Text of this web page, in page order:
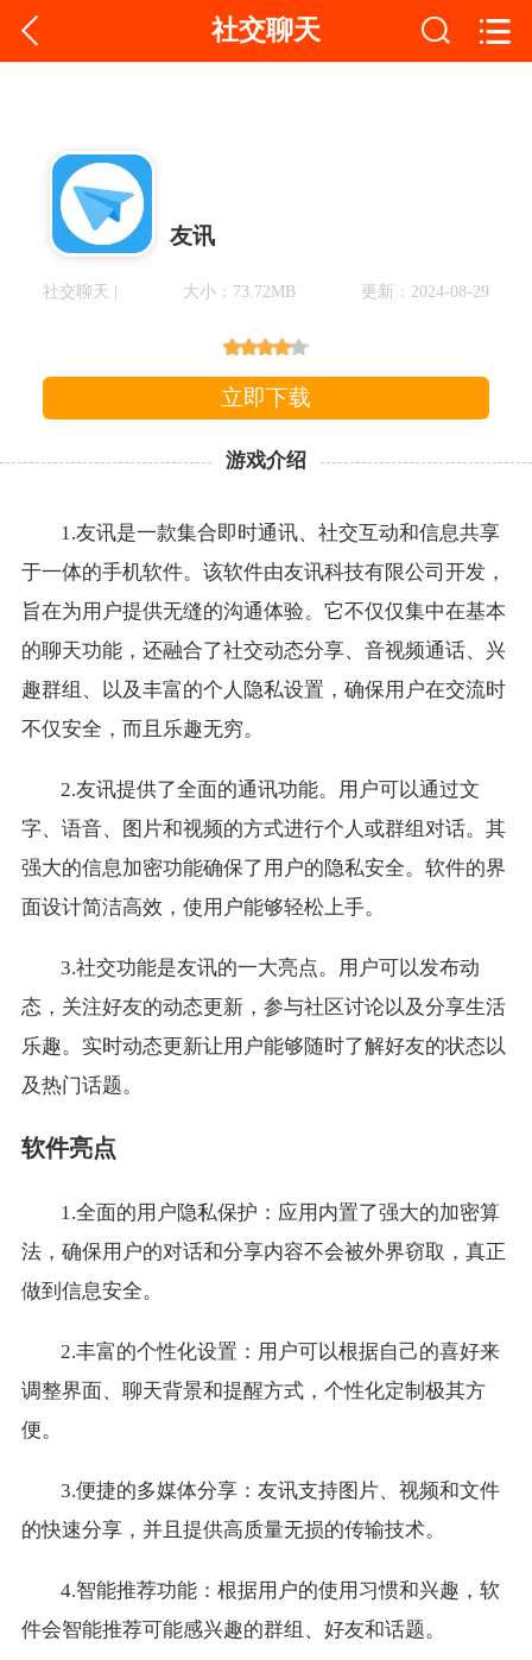
社交聊天
友讯
社交聊天 | 大小：73.72MB 更新：2024-08-29
立即下载
1.友讯是一款集合即时通讯、社交互动和信息共享
于一体的手机软件。该软件由友讯科技有限公司开发，
旨在为用户提供无缝的沟通体验。它不仅仅集中在基本
的聊天功能，还融合了社交动态分享、音视频通话、兴
趣群组、以及丰富的个人隐私设置，确保用户在交流时
不仅安全，而且乐趣无穷。
2.友讯提供了全面的通讯功能。用户可以通过文
字、语音、图片和视频的方式进行个人或群组对话。其
强大的信息加密功能确保了用户的隐私安全。软件的界
面设计简洁高效，使用户能够轻松上手。
3.社交功能是友讯的一大亮点。用户可以发布动
态，关注好友的动态更新，参与社区讨论以及分享生活
乐趣。实时动态更新让用户能够随时了解好友的状态以
及热门话题。
软件亮点
1.全面的用户隐私保护：应用内置了强大的加密算
法，确保用户的对话和分享内容不会被外界窃取，真正
做到信息安全。
2.丰富的个性化设置：用户可以根据自己的喜好来
调整界面、聊天背景和提醒方式，个性化定制极其方
便。
3.便捷的多媒体分享：友讯支持图片、视频和文件
的快速分享，并且提供高质量无损的传输技术。
4.智能推荐功能：根据用户的使用习惯和兴趣，软
件会智能推荐可能感兴趣的群组、好友和话题。